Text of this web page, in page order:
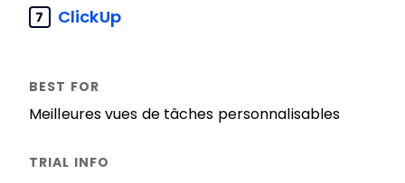
7 ClickUp
Meilleures vues de tâches personnalisables